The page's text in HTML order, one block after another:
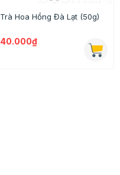
Trà Hoa Hồng Đà Lạt (50g)
40.000₫